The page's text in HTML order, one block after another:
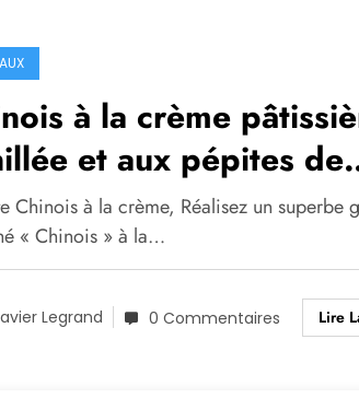
à la crème
et aux pépites de
Chinois à la crème, Réalisez un superbe
« Chinois » à la…
Legrand 0 Commentaires Lire